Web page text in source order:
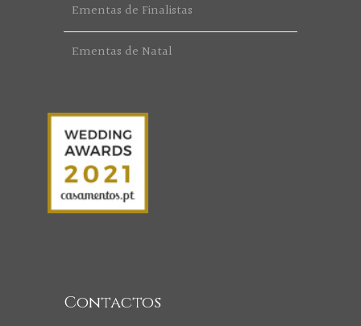
Ementas de Finalistas
Ementas de Natal
Contactos